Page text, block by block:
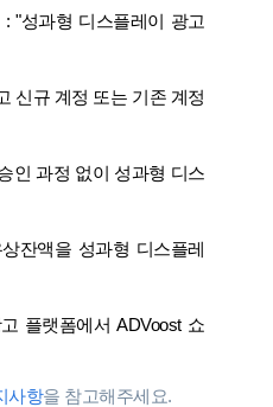
"성과형 디스플레이 광고
신규 계정 또는 기존 계정
인 과정 없이 성과형 디스
잔액을 성과형 디스플레
플랫폼에서 ADVoost 쇼
사항을 참고해주세요.